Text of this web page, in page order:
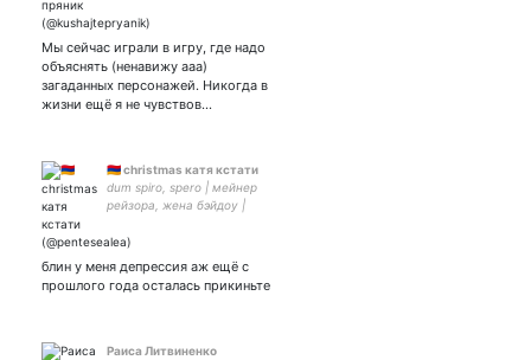
Мы сейчас играли в игру, где надо
объяснять (ненавижу ааа)
загаданных персонажей. Никогда в
жизни ещё я не чувствов…
🇦🇲 christmas катя кстати
dum spiro, spero | мейнер
рейзора, жена бэйдоу |
венера ♐️ | пытаюсь учить
барабаны | вожу d&d |
радфем | 🏳️‍🌈
блин у меня депрессия аж ещё с
прошлого года осталась прикиньте
Рaиса Литвиненко